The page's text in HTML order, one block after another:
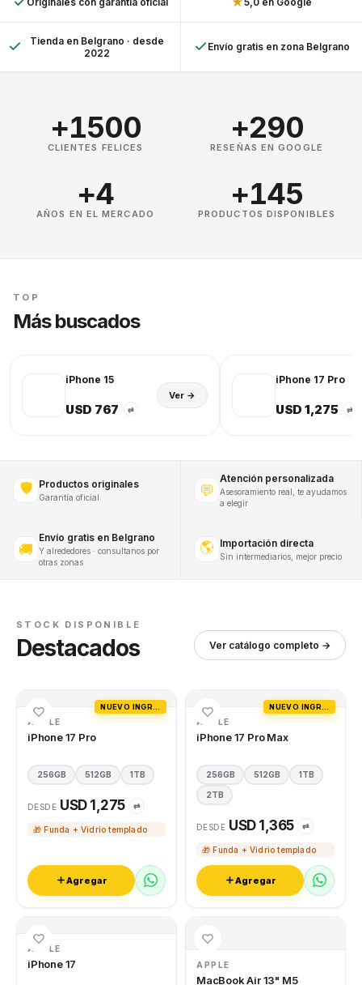
Tienda en Belgrano · desde
2022
Envío gratis en zona Belgrano
+1500
CLIENTES FELICES
+290
RESEÑAS EN GOOGLE
+4
AÑOS EN EL MERCADO
+145
PRODUCTOS DISPONIBLES
TOP
Más buscados
iPhone 15
USD 767 ⇄
Ver →
iPhone 17 Pro
USD 1,275 ⇄
🛡️ Productos originales
Garantía oficial 💬
Atención personalizada
Asesoramiento real, te ayudamos
a elegir
🚚
Envío gratis en Belgrano
Y alrededores · consultanos por
otras zonas
🌎 Importación directa
Sin intermediarios, mejor precio
STOCK DISPONIBLE
Destacados Ver catálogo completo →
APPLE
iPhone 17 Pro
256GB 512GB 1TB
DESDE USD 1,275 ⇄
🎁 Funda + Vidrio templado
Agregar
APPLE
iPhone 17 Pro Max
256GB 512GB 1TB
2TB
DESDE USD 1,365 ⇄
🎁 Funda + Vidrio templado
Agregar
APPLE
iPhone 17 APPLE
MacBook Air 13" M5